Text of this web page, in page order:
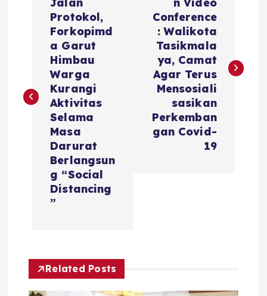
g
s
Jalan
Protokol,
Forkopimd
a Garut
Himbau
Warga
Kurangi
Aktivitas
Selama
Masa
Darurat
Berlangsun
g “Social
Distancing
”
n Video
Conference
: Walikota
Tasikmala
ya, Camat
Agar Terus
Mensosiali
sasikan
Perkemban
gan Covid-
19
Related Posts